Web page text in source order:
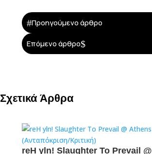
#Προηγούμενο άρθρο
Επόμενο άρθρο$
Σχετικά Άρθρα
reH yln! Slaughter To Prevail @